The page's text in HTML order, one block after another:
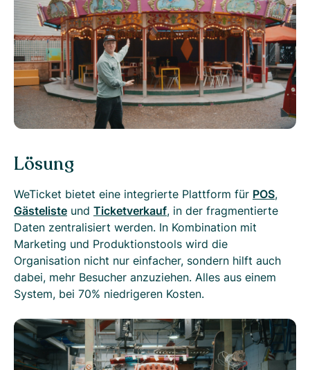
Lösung
WeTicket bietet eine integrierte Plattform für POS,
Gästeliste und Ticketverkauf, in der fragmentierte
Daten zentralisiert werden. In Kombination mit
Marketing und Produktionstools wird die
Organisation nicht nur einfacher, sondern hilft auch
dabei, mehr Besucher anzuziehen. Alles aus einem
System, bei 70% niedrigeren Kosten.